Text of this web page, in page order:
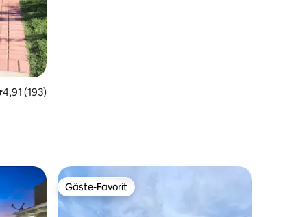
Bewertung: 4,91 von 5, 193 Bewertungen
4,91 (193)
Gäste-Favorit
Gäste-Favorit